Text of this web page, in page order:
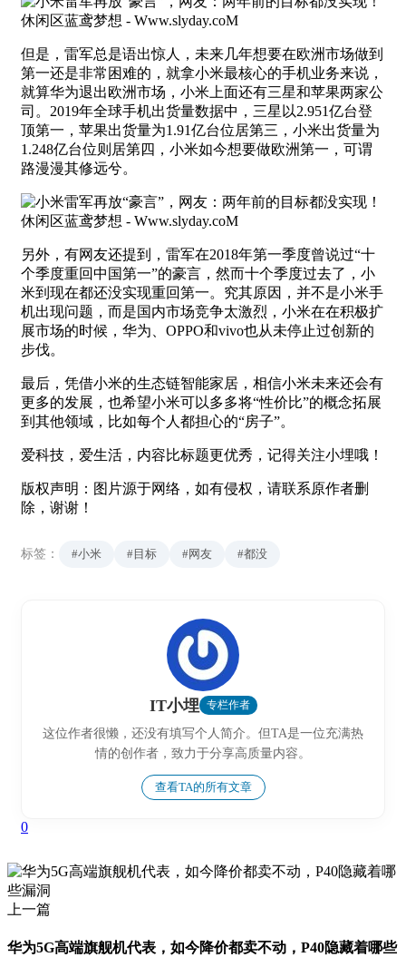
但是，雷军总是语出惊人，未来几年想要在欧洲市场做到
第一还是非常困难的，就拿小米最核心的手机业务来说，
就算华为退出欧洲市场，小米上面还有三星和苹果两家公
司。2019年全球手机出货量数据中，三星以2.951亿台登
顶第一，苹果出货量为1.91亿台位居第三，小米出货量为
1.248亿台位则居第四，小米如今想要做欧洲第一，可谓
路漫漫其修远兮。
另外，有网友还提到，雷军在2018年第一季度曾说过“十
个季度重回中国第一”的豪言，然而十个季度过去了，小
米到现在都还没实现重回第一。究其原因，并不是小米手
机出现问题，而是国内市场竞争太激烈，小米在在积极扩
展市场的时候，华为、OPPO和vivo也从未停止过创新的
步伐。
最后，凭借小米的生态链智能家居，相信小米未来还会有
更多的发展，也希望小米可以多多将“性价比”的概念拓展
到其他领域，比如每个人都担心的“房子”。
爱科技，爱生活，内容比标题更优秀，记得关注小埋哦！
版权声明：图片源于网络，如有侵权，请联系原作者删
除，谢谢！
标签： #小米 #目标 #网友 #都没
IT小埋 专栏作者
这位作者很懒，还没有填写个人简介。但TA是一位充满热
情的创作者，致力于分享高质量内容。
查看TA的所有文章
0
上一篇
华为5G高端旗舰机代表，如今降价都卖不动，P40隐藏着哪些